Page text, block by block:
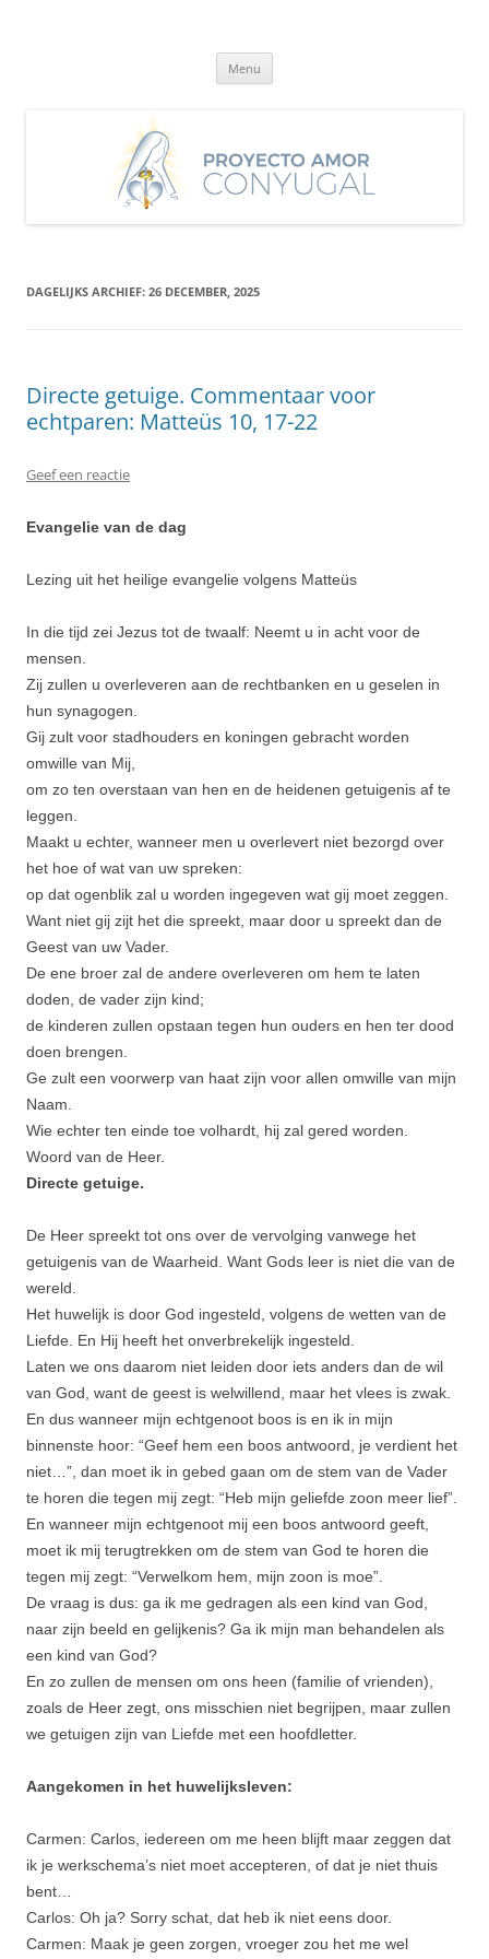
Menu
DAGELIJKS ARCHIEF: 26 DECEMBER, 2025
Directe getuige. Commentaar voor
echtparen: Matteüs 10, 17-22
Geef een reactie
Evangelie van de dag
Lezing uit het heilige evangelie volgens Matteüs
In die tijd zei Jezus tot de twaalf: Neemt u in acht voor de
mensen.
Zij zullen u overleveren aan de rechtbanken en u geselen in
hun synagogen.
Gij zult voor stadhou­ders en konin­gen gebracht worden
omwille van Mij,
om zo ten overstaan van hen en de heidenen getuigenis af te
leggen.
Maakt u echter, wanneer men u overlevert niet bezorgd over
het hoe of wat van uw spreken:
op dat ogenblik zal u worden ingegeven wat gij moet zeggen.
Want niet gij zijt het die spreekt, maar door u spreekt dan de
Geest van uw Vader.
De ene broer zal de andere overleveren om hem te laten
doden, de vader zijn kind;
de kinderen zullen opstaan tegen hun ouders en hen ter dood
doen brengen.
Ge zult een voorwerp van haat zijn voor allen omwille van mijn
Naam.
Wie echter ten einde toe volhardt, hij zal gered worden.
Woord van de Heer.
Directe getuige.
De Heer spreekt tot ons over de vervolging vanwege het
getuigenis van de Waarheid. Want Gods leer is niet die van de
wereld.
Het huwelijk is door God ingesteld, volgens de wetten van de
Liefde. En Hij heeft het onverbrekelijk ingesteld.
Laten we ons daarom niet leiden door iets anders dan de wil
van God, want de geest is welwillend, maar het vlees is zwak.
En dus wanneer mijn echtgenoot boos is en ik in mijn
binnenste hoor: “Geef hem een boos antwoord, je verdient het
niet…”, dan moet ik in gebed gaan om de stem van de Vader
te horen die tegen mij zegt: “Heb mijn geliefde zoon meer lief”.
En wanneer mijn echtgenoot mij een boos antwoord geeft,
moet ik mij terugtrekken om de stem van God te horen die
tegen mij zegt: “Verwelkom hem, mijn zoon is moe”.
De vraag is dus: ga ik me gedragen als een kind van God,
naar zijn beeld en gelijkenis? Ga ik mijn man behandelen als
een kind van God?
En zo zullen de mensen om ons heen (familie of vrienden),
zoals de Heer zegt, ons misschien niet begrijpen, maar zullen
we getuigen zijn van Liefde met een hoofdletter.
Aangekomen in het huwelijksleven:
Carmen: Carlos, iedereen om me heen blijft maar zeggen dat
ik je werkschema’s niet moet accepteren, of dat je niet thuis
bent…
Carlos: Oh ja? Sorry schat, dat heb ik niet eens door.
Carmen: Maak je geen zorgen, vroeger zou het me wel